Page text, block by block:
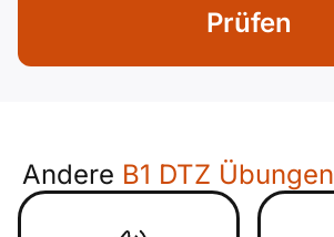
Prüfen
Andere B1 DTZ Übungen